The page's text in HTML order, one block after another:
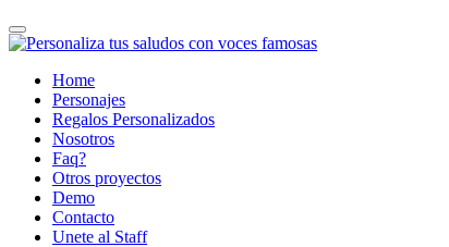
Home
Personajes
Regalos Personalizados
Nosotros
Faq?
Otros proyectos
Demo
Contacto
Unete al Staff